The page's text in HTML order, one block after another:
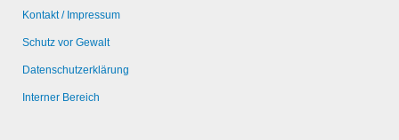
Kontakt / Impressum
Schutz vor Gewalt
Datenschutzerklärung
Interner Bereich